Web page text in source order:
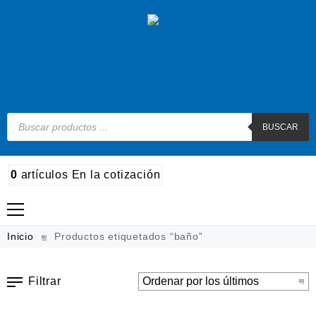
BUSCAR
0 artículos En la cotización
Madera
Automotriz e hidráulico
Inicio Productos etiquetados “baño”
Filtrar